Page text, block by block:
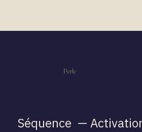
Perle
Séquence —